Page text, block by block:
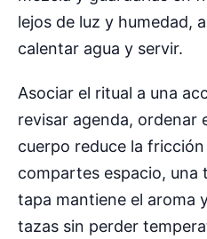
lejos de luz y humedad,
calentar agua y servir.
Asociar el ritual a una
revisar agenda, ordenar
cuerpo reduce la
compartes espacio, una
tapa mantiene el aroma
tazas sin perder